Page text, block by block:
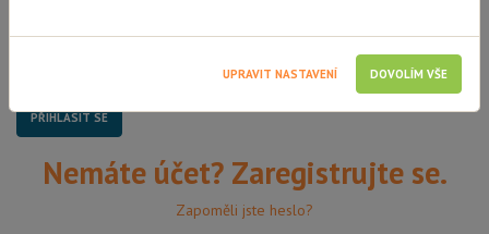
Nemáte účet? Zaregistrujte se.
Zapoměli jste heslo?
UPRAVIT NASTAVENÍ DOVOLÍM VŠE